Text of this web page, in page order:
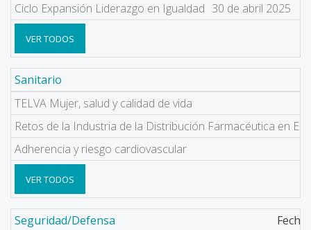
Ciclo Expansión Liderazgo en Igualdad 30 de abril 2025
VER TODOS
Sanitario
TELVA Mujer, salud y calidad de vida
Retos de la Industria de la Distribución Farmacéutica en
Adherencia y riesgo cardiovascular
VER TODOS
Seguridad/Defensa
Fecha